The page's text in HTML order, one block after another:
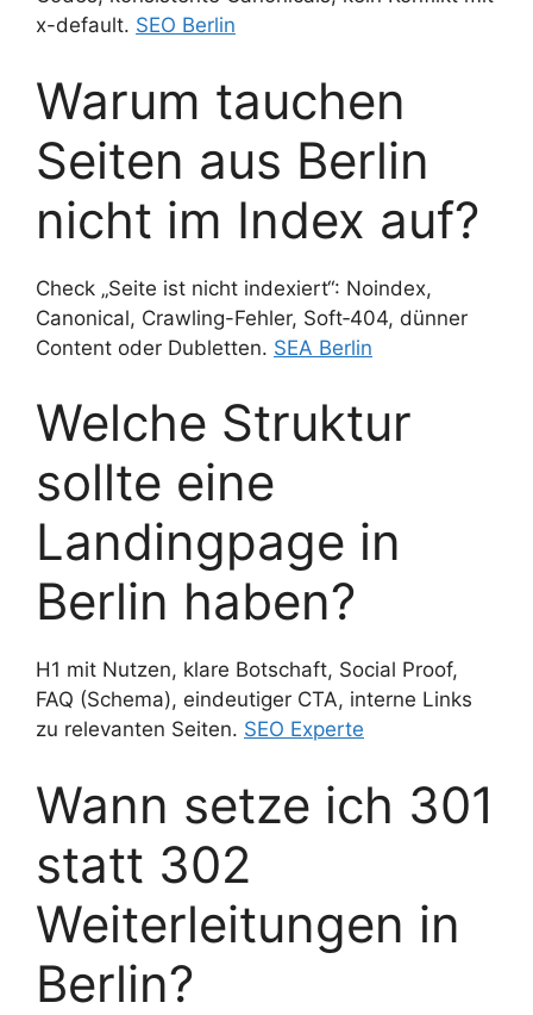
x-default. SEO Berlin
Warum tauchen
Seiten aus Berlin
nicht im Index auf?
Check „Seite ist nicht indexiert“: Noindex,
Canonical, Crawling-Fehler, Soft‑404, dünner
Content oder Dubletten. SEA Berlin
Welche Struktur
sollte eine
Landingpage in
Berlin haben?
H1 mit Nutzen, klare Botschaft, Social Proof,
FAQ (Schema), eindeutiger CTA, interne Links
zu relevanten Seiten. SEO Experte
Wann setze ich 301
statt 302
Weiterleitungen in
Berlin?